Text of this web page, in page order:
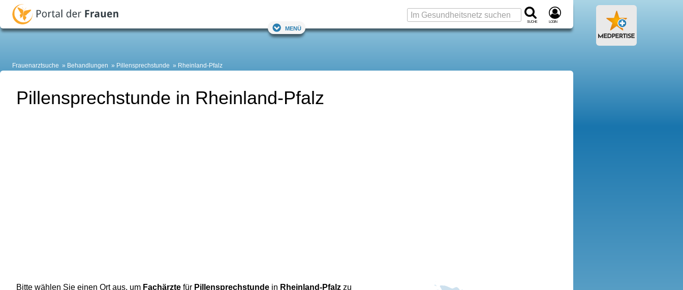
Suche Login
Menü
Frauenarztsuche Behandlungen Pillensprechstunde Rheinland-Pfalz
Pillensprechstunde in Rheinland-Pfalz
Bitte wählen Sie einen Ort aus, um Fachärzte für Pillensprechstunde in Rheinland-Pfalz zu